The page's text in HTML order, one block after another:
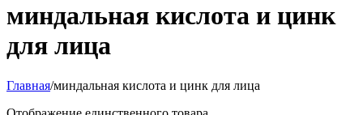
миндальная кислота и цинк
для лица
Главная/миндальная кислота и цинк для лица